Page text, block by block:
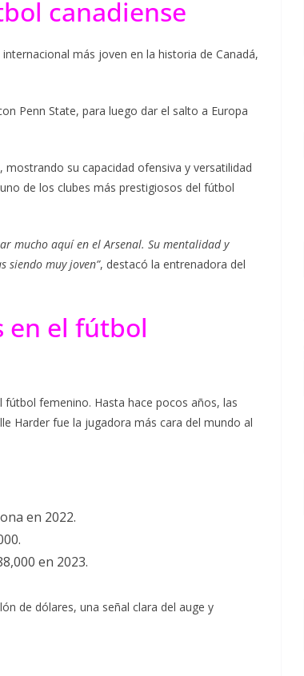
canadiense
más joven en la historia de Canadá,
Penn State, para luego dar el salto a Europa
su capacidad ofensiva y versatilidad
de los clubes más prestigiosos del fútbol
mucho aquí en el Arsenal. Su mentalidad y
siendo muy joven”, destacó la entrenadora del
en el fútbol
femenino. Hasta hace pocos años, las
Harder fue la jugadora más cara del mundo al
en 2022.
en 2023.
de dólares, una señal clara del auge y